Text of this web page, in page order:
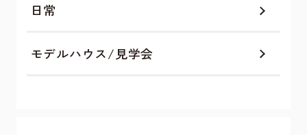
日常
モデルハウス/見学会